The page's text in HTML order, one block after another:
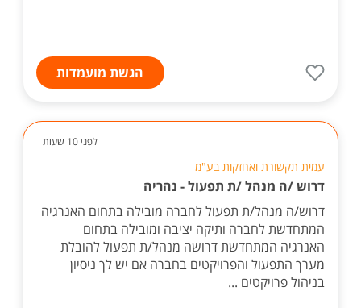
הגשת מועמדות
לפני 10 שעות
עמית תקשורת ואחזקות בע"מ
דרוש /ה מנהל /ת תפעול - נהריה
דרוש/ה מנהל/ת תפעול לחברה מובילה בתחום האנרגיה
המתחדשת לחברה ותיקה יציבה ומובילה בתחום
האנרגיה המתחדשת דרושה מנהל/ת תפעול להובלת
מערך התפעול והפרויקטים בחברה אם יש לך ניסיון
בניהול פרויקטים ...